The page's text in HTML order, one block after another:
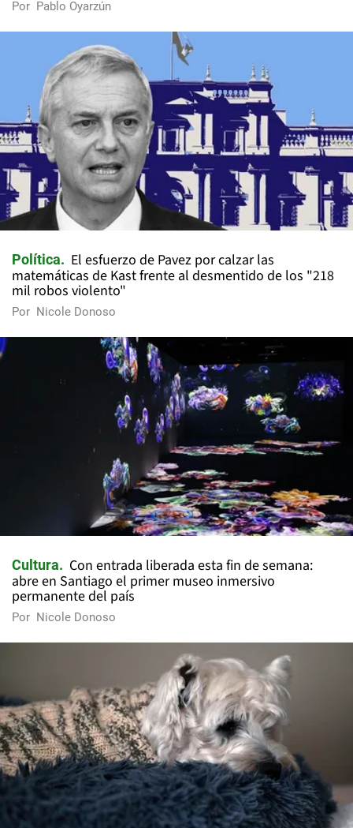
Por Pablo Oyarzún
Política
El esfuerzo de Pavez por calzar las
matemáticas de Kast frente al desmentido de los "218
mil robos violento"
Por Nicole Donoso
Cultura
Con entrada liberada esta fin de semana:
abre en Santiago el primer museo inmersivo
permanente del país
Por Nicole Donoso